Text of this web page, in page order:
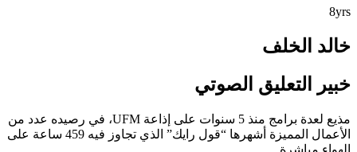
8yrs
خالد الخلف
خبير التعليق الصوتي
مذيع لعدة برامج منذ 5 سنوات على إذاعة UFM، في رصيده عدد من
الأعمال المميزة أشهرها “قول رايك” الذي تجاوز فيه 459 ساعة على
الهواء مباشرة.